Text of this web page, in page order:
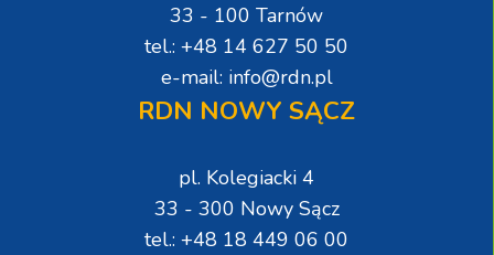
33 - 100 Tarnów
tel.: +48 14 627 50 50
e-mail: info@rdn.pl
RDN NOWY SĄCZ
pl. Kolegiacki 4
33 - 300 Nowy Sącz
tel.: +48 18 449 06 00